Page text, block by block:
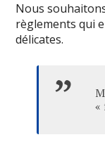
Nous
règlements qui
délicates.
«